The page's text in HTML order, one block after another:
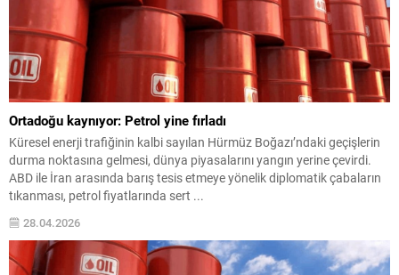
Ortadoğu kaynıyor: Petrol yine fırladı
Küresel enerji trafiğinin kalbi sayılan Hürmüz Boğazı’ndaki geçişlerin
durma noktasına gelmesi, dünya piyasalarını yangın yerine çevirdi.
ABD ile İran arasında barış tesis etmeye yönelik diplomatik çabaların
tıkanması, petrol fiyatlarında sert ...
28.04.2026